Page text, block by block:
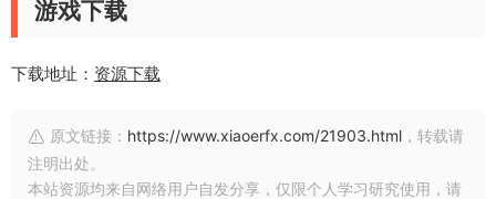
游戏下载
下载地址： 资源下载
原文链接： https://www.xiaoerfx.com/21903.html ，转载请
注明出处。
本站资源均来自网络用户自发分享，仅限个人学习研究使用，请